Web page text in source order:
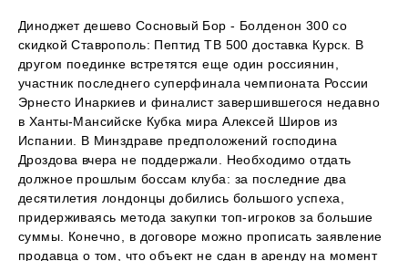
Диноджет дешево Сосновый Бор - Болденон 300 со
скидкой Ставрополь: Пептид TB 500 доставка Курск. В
другом поединке встретятся еще один россиянин,
участник последнего суперфинала чемпионата России
Эрнесто Инаркиев и финалист завершившегося недавно
в Ханты-Мансийске Кубка мира Алексей Широв из
Испании. В Минздраве предположений господина
Дроздова вчера не поддержали. Необходимо отдать
должное прошлым боссам клуба: за последние два
десятилетия лондонцы добились большого успеха,
придерживаясь метода закупки топ-игроков за большие
суммы. Конечно, в договоре можно прописать заявление
продавца о том, что объект не сдан в аренду на момент